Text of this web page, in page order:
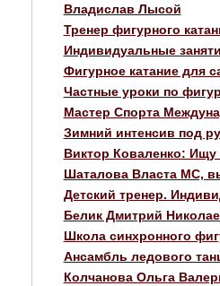
Владислав Лысой
Тренер фигурного
Индивидуальные
Фигурное катание для
Частные уроки по
Мастер Спорта
Зимний интенсив под
Виктор Коваленко:
Шаталова Власта МС,
Детский тренер.
Белик Дмитрий
Школа синхронного
Ансамбль ледового
Колчанова Ольга